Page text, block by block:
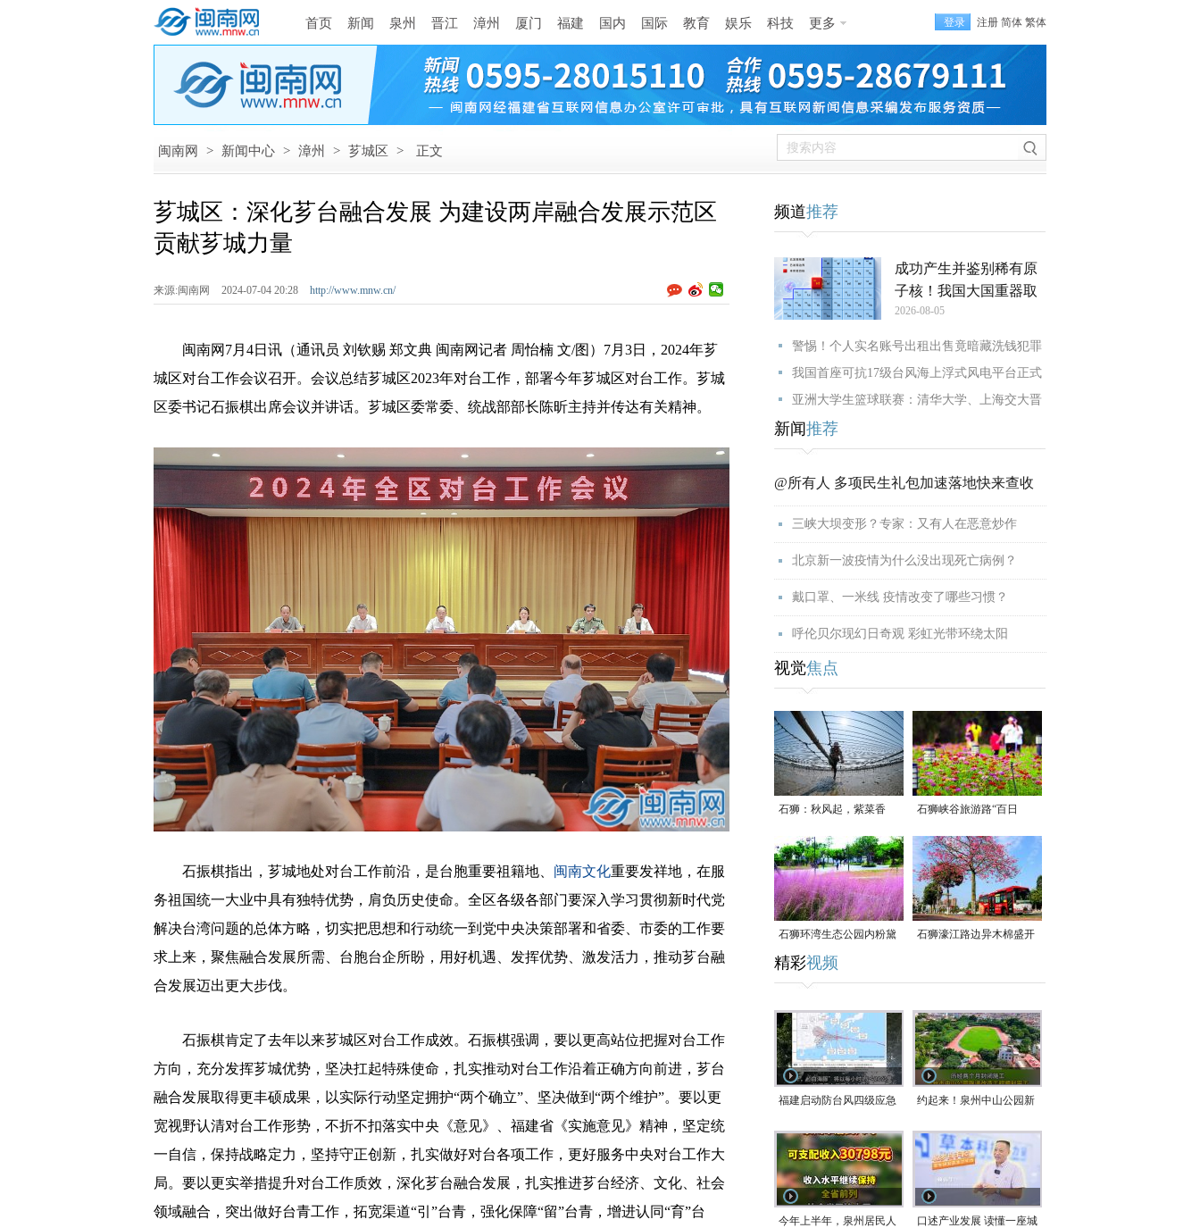
首页 新闻 泉州 晋江 漳州 厦门 福建 国内 国际 教育 娱乐 科技 更多 登录 注册 简体 繁体
闽南网 > 新闻中心 > 漳州 > 芗城区 > 正文
芗城区：深化芗台融合发展 为建设两岸融合发展示范区
贡献芗城力量
来源:闽南网 2024-07-04 20:28 http://www.mnw.cn/
闽南网7月4日讯（通讯员 刘钦赐 郑文典 闽南网记者 周怡楠 文/图）7月3日，2024年芗
城区对台工作会议召开。会议总结芗城区2023年对台工作，部署今年芗城区对台工作。芗城
区委书记石振棋出席会议并讲话。芗城区委常委、统战部部长陈昕主持并传达有关精神。
石振棋指出，芗城地处对台工作前沿，是台胞重要祖籍地、 闽南文化重要发祥地，在服
务祖国统一大业中具有独特优势，肩负历史使命。全区各级各部门要深入学习贯彻新时代党
解决台湾问题的总体方略，切实把思想和行动统一到党中央决策部署和省委、市委的工作要
求上来，聚焦融合发展所需、台胞台企所盼，用好机遇、发挥优势、激发活力，推动芗台融
合发展迈出更大步伐。
石振棋肯定了去年以来芗城区对台工作成效。石振棋强调，要以更高站位把握对台工作
方向，充分发挥芗城优势，坚决扛起特殊使命，扎实推动对台工作沿着正确方向前进，芗台
融合发展取得更丰硕成果，以实际行动坚定拥护“两个确立”、坚决做到“两个维护”。要以更
宽视野认清对台工作形势，不折不扣落实中央《意见》、福建省《实施意见》精神，坚定统
一自信，保持战略定力，坚持守正创新，扎实做好对台各项工作，更好服务中央对台工作大
局。要以更实举措提升对台工作质效，深化芗台融合发展，扎实推进芗台经济、文化、社会
领域融合，突出做好台青工作，拓宽渠道“引”台青，强化保障“留”台青，增进认同“育”台
频道推荐
成功产生并鉴别稀有原
子核！我国大国重器取
2026-08-05
警惕！个人实名账号出租出售竟暗藏洗钱犯罪
我国首座可抗17级台风海上浮式风电平台正式
亚洲大学生篮球联赛：清华大学、上海交大晋
新闻推荐
@所有人 多项民生礼包加速落地快来查收
三峡大坝变形？专家：又有人在恶意炒作
北京新一波疫情为什么没出现死亡病例？
戴口罩、一米线 疫情改变了哪些习惯？
呼伦贝尔现幻日奇观 彩虹光带环绕太阳
视觉焦点
石狮：秋风起，紫菜香 石狮峡谷旅游路“百日
草”争相斗艳
石狮环湾生态公园内粉黛
乱子草盛放
石狮濠江路边异木棉盛开
精彩视频
福建启动防台风四级应急
9日在长江口至福建北部
一带沿海登陆
约起来！泉州中山公园新
今年上半年，泉州居民人 口述产业发展 读懂一座城